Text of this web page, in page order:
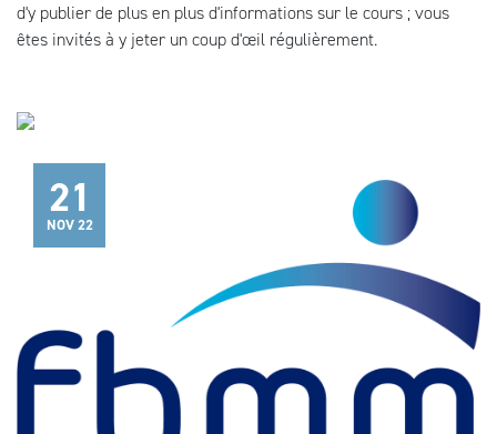
d'y publier de plus en plus d'informations sur le cours ; vous
êtes invités à y jeter un coup d'œil régulièrement.
21
NOV 22